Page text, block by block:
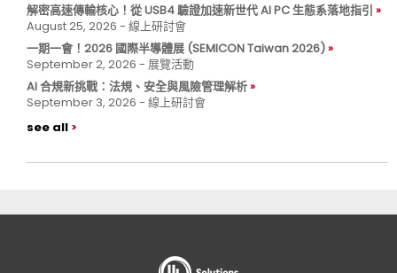
解密高速傳輸核心！從 USB4 驗證加速新世代 AI PC 生態系落地指引
August 25, 2026 - 線上研討會
一期一會！2026 國際半導體展 (SEMICON Taiwan 2026)
September 2, 2026 - 展覽活動
AI 合規新挑戰：法規、安全與風險管理解析
September 3, 2026 - 線上研討會
see all